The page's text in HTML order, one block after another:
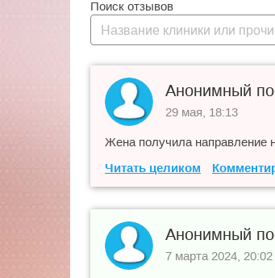
Поиск отзывов
Анонимный
29 мая, 18:13
Жена получила направление
Читать целиком
Анонимный
7 марта 2024, 20:02